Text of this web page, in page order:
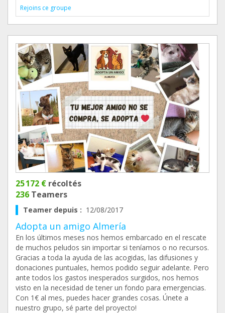
Rejoins ce groupe
25 172 € récoltés
236 Teamers
Teamer depuis : 12/08/2017
Adopta un amigo Almería
En los últimos meses nos hemos embarcado en el rescate
de muchos peludos sin importar si teníamos o no recursos.
Gracias a toda la ayuda de las acogidas, las difusiones y
donaciones puntuales, hemos podido seguir adelante. Pero
ante todos los gastos inesperados surgidos, nos hemos
visto en la necesidad de tener un fondo para emergencias.
Con 1€ al mes, puedes hacer grandes cosas. Únete a
nuestro grupo, sé parte del proyecto!